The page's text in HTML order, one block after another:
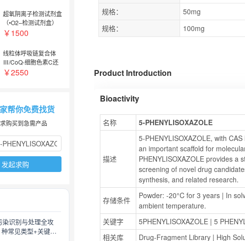
超氧阴离子检测试剂盒
（•O2–检测试剂盒）
绿色
￥1500
线粒体呼吸链复合体
Ⅲ/CoQ-细胞色素C还
原酶活性检测试剂盒
￥2550
帮你免费找货
购买到急需产品
发起求购
染识别与处理全攻
常见类型+关键误
规格：
50mg
规格：
100mg
Product Introduction
Bioactivity
名称 5-PHENYLISOXAZOLE
描述
5-PHENYLISOXAZOLE, with
an important scaffold for
PHENYLISOXAZOLE provides a
screening of novel drug
synthesis, and related research.
存储条件
Powder: -20°C for 3 years | In
ambient temperature.
关键字
5PHENYLISOXAZOLE | 5
相关库
Drug-Fragment Library | High